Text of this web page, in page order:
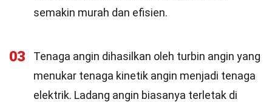
semakin murah dan efisien.
03
Tenaga angin dihasilkan oleh turbin angin yang
menukar tenaga kinetik angin menjadi tenaga
elektrik. Ladang angin biasanya terletak di